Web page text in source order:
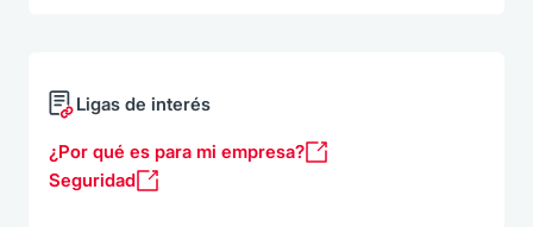
Ligas de interés
¿Por qué es para mi empresa?
Seguridad